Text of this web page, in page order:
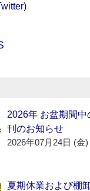
2026年 お盆期間中
刊のお知らせ
2026年07月24日 (金)
夏期休業および棚